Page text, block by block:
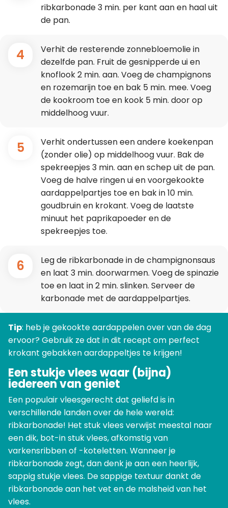
ribkarbonade 3 min. per kant aan en haal uit
de pan.
4
Verhit de resterende zonnebloemolie in
dezelfde pan. Fruit de gesnipperde ui en
knoflook 2 min. aan. Voeg de champignons
en rozemarijn toe en bak 5 min. mee. Voeg
de kookroom toe en kook 5 min. door op
middelhoog vuur.
5
Verhit ondertussen een andere koekenpan
(zonder olie) op middelhoog vuur. Bak de
spekreepjes 3 min. aan en schep uit de pan.
Voeg de halve ringen ui en voorgekookte
aardappelpartjes toe en bak in 10 min.
goudbruin en krokant. Voeg de laatste
minuut het paprikapoeder en de
spekreepjes toe.
6
Leg de ribkarbonade in de champignonsaus
en laat 3 min. doorwarmen. Voeg de spinazie
toe en laat in 2 min. slinken. Serveer de
karbonade met de aardappelpartjes.
Tip: heb je gekookte aardappelen over van de dag
ervoor? Gebruik ze dat in dit recept om perfect
krokant gebakken aardappeltjes te krijgen!
Een stukje vlees waar (bijna)
iedereen van geniet
Een populair vleesgerecht dat geliefd is in
verschillende landen over de hele wereld:
ribkarbonade! Het stuk vlees verwijst meestal naar
een dik, bot-in stuk vlees, afkomstig van
varkensribben of -koteletten. Wanneer je
ribkarbonade zegt, dan denk je aan een heerlijk,
sappig stukje vlees. De sappige textuur dankt de
ribkarbonade aan het vet en de malsheid van het
vlees.